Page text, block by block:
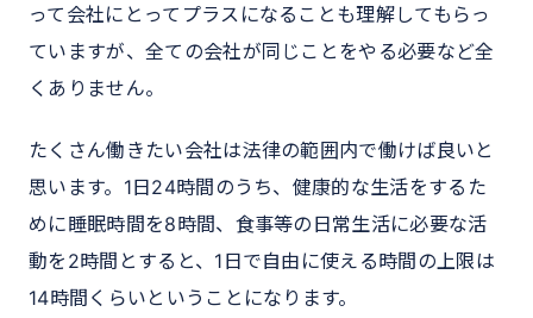
って会社にとってプラスになることも理解してもらっ
ていますが、全ての会社が同じことをやる必要など全
くありません。
たくさん働きたい会社は法律の範囲内で働けば良いと
思います。1日24時間のうち、健康的な生活をするた
めに睡眠時間を8時間、食事等の日常生活に必要な活
動を2時間とすると、1日で自由に使える時間の上限は
14時間くらいということになります。